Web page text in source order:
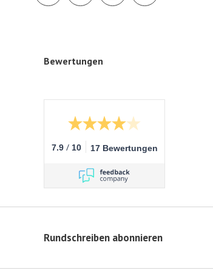
Bewertungen
7.9 / 10 17 Bewertungen
Rundschreiben abonnieren